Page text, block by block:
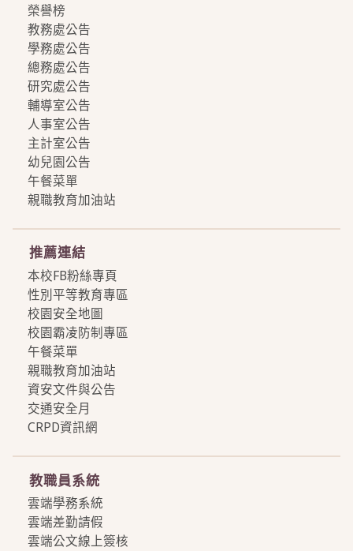
榮譽榜
教務處公告
學務處公告
總務處公告
研究處公告
輔導室公告
人事室公告
主計室公告
幼兒園公告
午餐菜單
親職教育加油站
推薦連結
本校FB粉絲專頁
性別平等教育專區
校園安全地圖
校園霸凌防制專區
午餐菜單
親職教育加油站
資安文件與公告
交通安全月
CRPD資訊網
教職員系統
雲端學務系統
雲端差勤請假
雲端公文線上簽核